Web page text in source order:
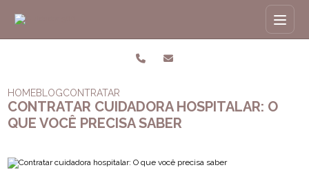
HOMEBLOGCONTRATAR CUIDADORA HOSPITALAR: O QUE VOCÊ
CONTRATAR CUIDADORA HOSPITALAR: O
QUE VOCÊ PRECISA SABER